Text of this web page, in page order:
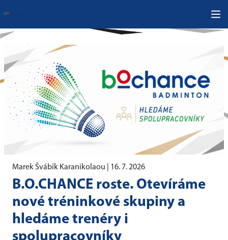
Marek Švábík Karanikolaou | 16. 7. 2026
B.O.CHANCE roste. Otevíráme
nové tréninkové skupiny a
hledáme trenéry i
spolupracovníky